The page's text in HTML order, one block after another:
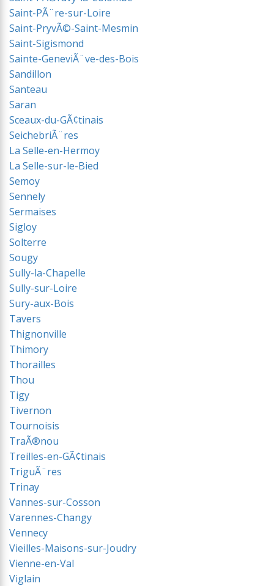
Saint-PÃ¨re-sur-Loire
Saint-PryvÃ©-Saint-Mesmin
Saint-Sigismond
Sainte-GeneviÃ¨ve-des-Bois
Sandillon
Santeau
Saran
Sceaux-du-GÃ¢tinais
SeichebriÃ¨res
La Selle-en-Hermoy
La Selle-sur-le-Bied
Semoy
Sennely
Sermaises
Sigloy
Solterre
Sougy
Sully-la-Chapelle
Sully-sur-Loire
Sury-aux-Bois
Tavers
Thignonville
Thimory
Thorailles
Thou
Tigy
Tivernon
Tournoisis
TraÃ®nou
Treilles-en-GÃ¢tinais
TriguÃ¨res
Trinay
Vannes-sur-Cosson
Varennes-Changy
Vennecy
Vieilles-Maisons-sur-Joudry
Vienne-en-Val
Viglain